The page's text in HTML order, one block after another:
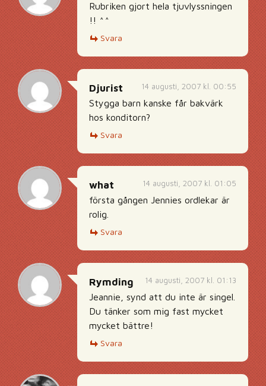
Rubriken gjort hela tjuvlyssningen
!! ^^
Svara
14 augusti, 2007 kl. 00:55
Djurist
Stygga barn kanske får bakvärk
hos konditorn?
Svara
14 augusti, 2007 kl. 01:05
what
första gången Jennies ordlekar är
rolig.
Svara
14 augusti, 2007 kl. 01:13
Rymding
Jeannie, synd att du inte är singel.
Du tänker som mig fast mycket
mycket bättre!
Svara